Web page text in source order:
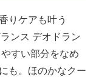
りケアも叶う
ンス デオドラン
すい部分をなめ
も。ほのかなクー